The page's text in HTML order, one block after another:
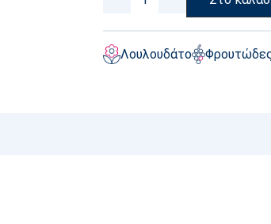
Λουλουδάτο